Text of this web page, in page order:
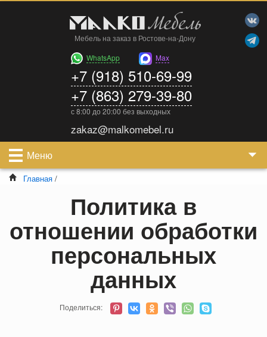
Мебель на заказ в Ростове-на-Дону
WhatsApp
Max
+7 (918) 510-69-99
+7 (863) 279-39-80
с 8:00 до 20:00 без выходных
zakaz@malkomebel.ru
Меню
Главная /
Политика в
отношении обработки
персональных
данных
Поделиться: